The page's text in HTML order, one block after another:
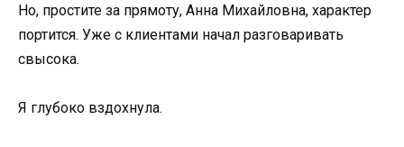
Но, простите за прямоту, Анна Михайловна, характер
портится. Уже с клиентами начал разговаривать
свысока.
Я глубоко вздохнула.